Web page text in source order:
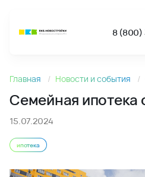
8 (800)
Новости
Главная Новости и события
Семейная ипотека
15.07.2024
ипотека